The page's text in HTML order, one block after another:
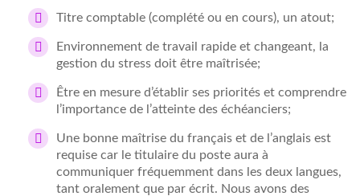
Titre comptable (complété ou en cours), un atout;
Environnement de travail rapide et changeant, la
gestion du stress doit être maîtrisée;
Être en mesure d’établir ses priorités et comprendre
l’importance de l’atteinte des échéanciers;
Une bonne maîtrise du français et de l’anglais est
requise car le titulaire du poste aura à
communiquer fréquemment dans les deux langues,
tant oralement que par écrit. Nous avons des